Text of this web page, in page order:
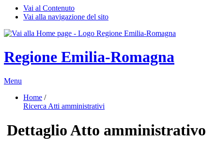
Vai al Contenuto
Vai alla navigazione del sito
Regione Emilia-Romagna
Menu
Home /
Ricerca Atti amministrativi
Dettaglio Atto amministrativo